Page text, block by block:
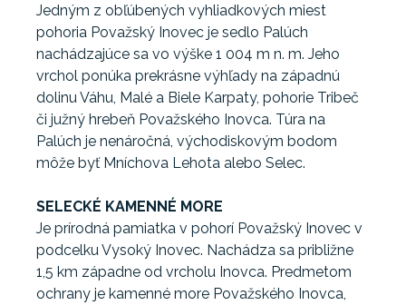
Jedným z obľúbených vyhliadkových miest
pohoria Považský Inovec je sedlo Palúch
nachádzajúce sa vo výške 1 004 m n. m. Jeho
vrchol ponúka prekrásne výhľady na západnú
dolinu Váhu, Malé a Biele Karpaty, pohorie Tribeč
či južný hrebeň Považského Inovca. Túra na
Palúch je nenáročná, východiskovým bodom
môže byť Mníchova Lehota alebo Selec.
SELECKÉ KAMENNÉ MORE
Je prírodná pamiatka v pohorí Považský Inovec v
podcelku Vysoký Inovec. Nachádza sa približne
1,5 km západne od vrcholu Inovca. Predmetom
ochrany je kamenné more Považského Inovca,